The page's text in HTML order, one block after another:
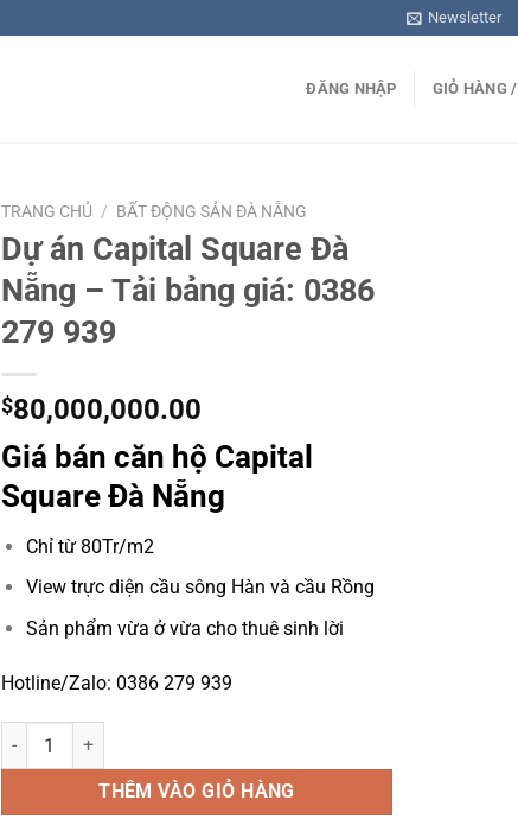
Newsletter
ĐĂNG NHẬP GIỎ HÀNG /
TRANG CHỦ / BẤT ĐỘNG SẢN ĐÀ NẴNG
Dự án Capital Square Đà
Nẵng – Tải bảng giá: 0386
279 939
$80,000,000.00
Giá bán căn hộ Capital
Square Đà Nẵng
Chỉ từ 80Tr/m2
View trực diện cầu sông Hàn và cầu Rồng
Sản phẩm vừa ở vừa cho thuê sinh lời
Hotline/Zalo: 0386 279 939
Dự án Capital Square Đà Nẵng - Tải bảng giá: 0386 279 939 số lượng
THÊM VÀO GIỎ HÀNG